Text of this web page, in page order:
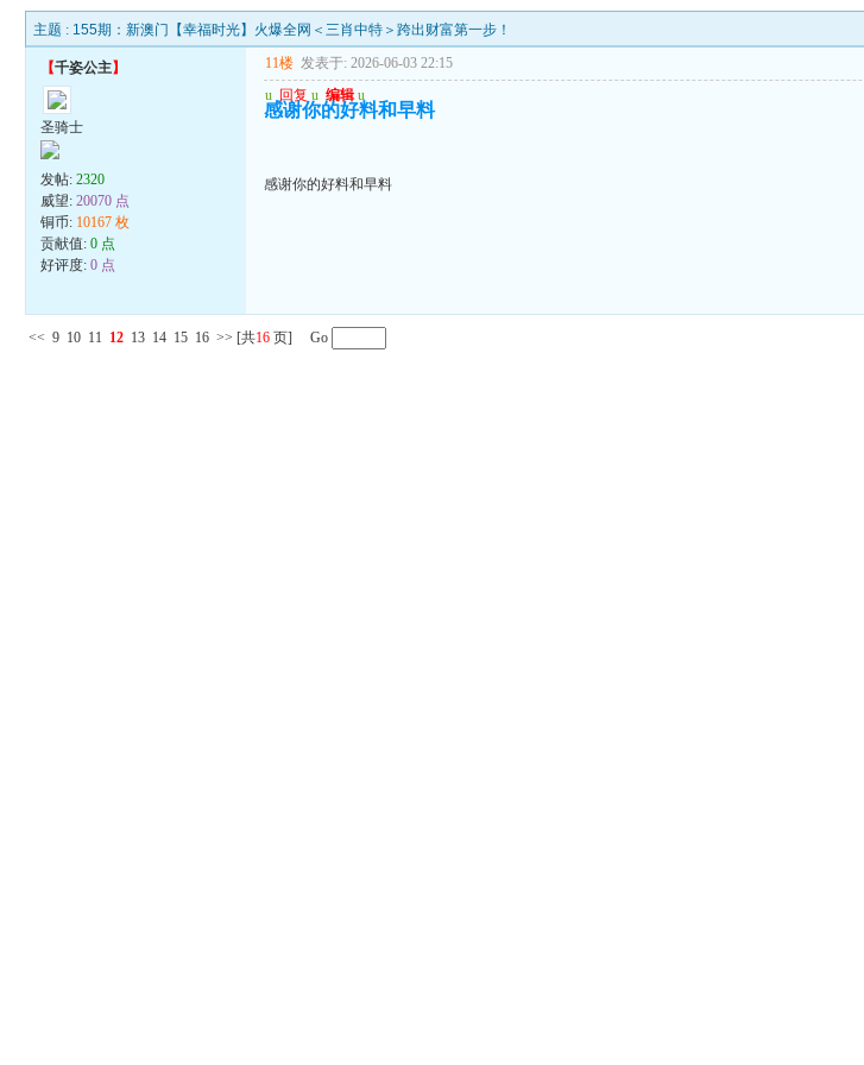
主题 : 155期：新澳门【幸福时光】火爆全网＜三肖中特＞跨出财富第一步！
【千姿公主】
圣骑士
发帖:2320
威望:20070 点
铜币: 10167 枚
贡献值:0 点
好评度:0 点
11楼 发表于: 2026-06-03 22:15
u 回复 u 编辑 u
感谢你的好料和早料
感谢你的好料和早料
<< 9 10 11 12 13 14 15 16 >> [共16 页] Go